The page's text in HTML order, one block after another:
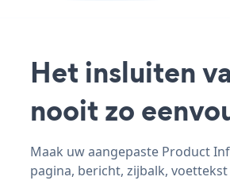
Het insluiten
nooit zo
Maak uw aangepaste Product
pagina, bericht, zijbalk,